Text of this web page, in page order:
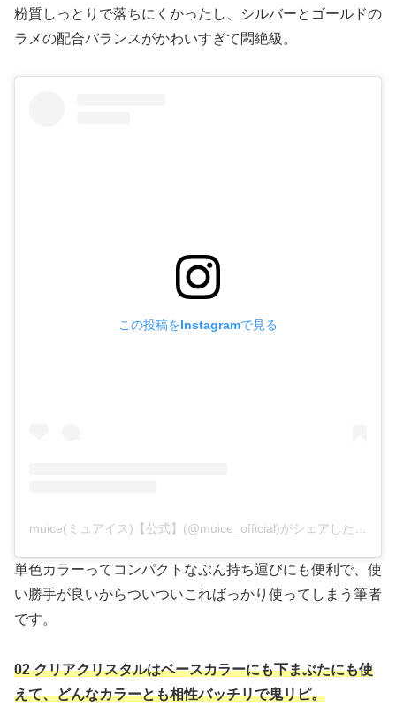
粉質しっとりで落ちにくかったし、シルバーとゴールドの
ラメの配合バランスがかわいすぎて悶絶級。
この投稿をInstagramで見る
単色カラーってコンパクトなぶん持ち運びにも便利で、使
い勝手が良いからついついこればっかり使ってしまう筆者
です。
02 クリアクリスタルはベースカラーにも下まぶたにも使
えて、どんなカラーとも相性バッチリで鬼リピ。